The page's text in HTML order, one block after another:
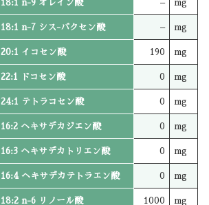
18:1 n-9 オレイン酸 – mg
18:1 n-7 シス-バクセン酸 – mg
20:1 イコセン酸 190 mg
22:1 ドコセン酸 0 mg
24:1 テトラコセン酸 0 mg
16:2 ヘキサデカジエン酸 0 mg
16:3 ヘキサデカトリエン酸 0 mg
16:4 ヘキサデカテトラエン酸 0 mg
18:2 n-6 リノール酸 1000 mg